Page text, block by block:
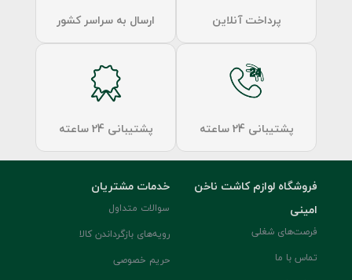
پرداخت آنلاین ارسال به سراسر کشور
پشتیبانی 24 ساعته پشتیبانی 24 ساعته
فروشگاه لوازم کاشت ناخن
امینی
فرصت‌های شغلی
تماس با ما
خدمات مشتریان
سوالات متداول
رویه‌های بازگرداندن کالا
حریم خصوصی